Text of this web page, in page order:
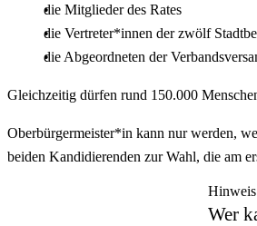
die Mitglieder des Rates
die Vertreter*innen der zwölf
die Abgeordneten der
Gleichzeitig dürfen rund 150.000
Oberbürgermeister*in kann nur werden,
beiden Kandidierenden zur Wahl, die am
Hinweis
Wer